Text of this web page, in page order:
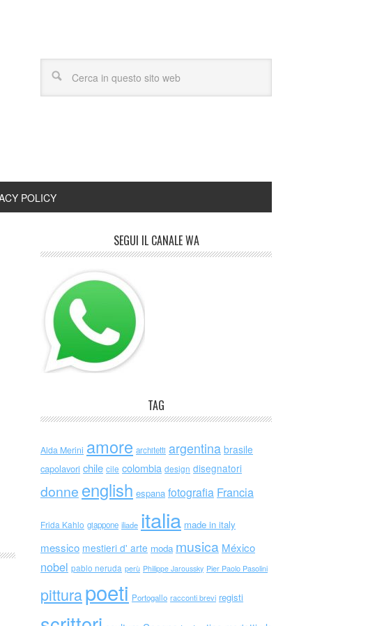
POLICY
SEGUI IL CANALE WA
TAG
Alda Merini amore architetti argentina brasile
capolavori chile cile colombia design disegnatori
donne english espana fotografia Francia
Frida Kahlo giappone iliade italia made in italy
messico mestieri d' arte moda musica México
nobel pablo neruda perù Philippe Jaroussky Pier Paolo Pasolini
pitturapoeti Portogallo racconti brevi registi